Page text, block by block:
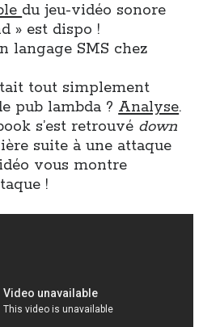
du jeu-vidéo sonore
» est dispo !
langage SMS chez
tout simplement
pub lambda ? Analyse.
s’est retrouvé down
suite à une attaque
vous montre
!